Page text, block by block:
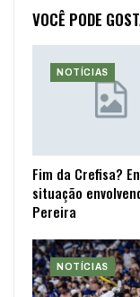
VOCÊ PODE
NOTÍCIAS
Fim da Crefisa?
situação
Pereira
NOTÍCIAS